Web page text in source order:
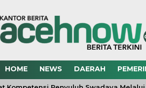
HOME NEWS DAERAH